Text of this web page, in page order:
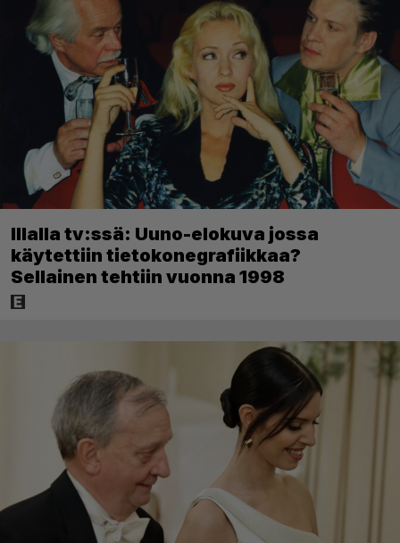
Illalla tv:ssä: Uuno-elokuva jossa
käytettiin tietokonegrafiikkaa?
Sellainen tehtiin vuonna 1998